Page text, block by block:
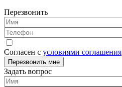
Перезвонить
Имя
Телефон
Согласен с условиями соглашения
Перезвонить мне
Задать вопрос
Имя